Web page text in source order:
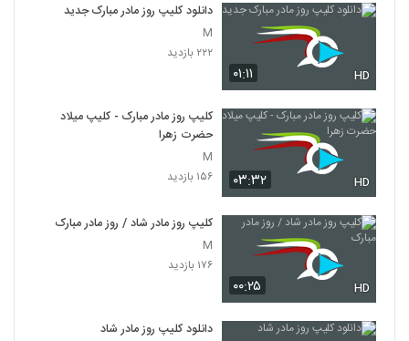
۰۱:۱۱ HD
دانلود کلیپ روز مادر مبارک جدید
M
۲۲۲ بازدید
۰۳:۳۲ HD
کلیپ روز مادر مبارک - کلیپ میلاد
حضرت زهرا
M
۱۵۶ بازدید
۰۰:۲۵ HD
کلیپ روز مادر شاد / روز مادر مبارک
M
۱۷۶ بازدید
دانلود کلیپ روز مادر شاد